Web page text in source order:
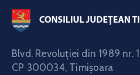
Blvd. Revoluţiei din 1989 nr.
CP 300034, Timişoara